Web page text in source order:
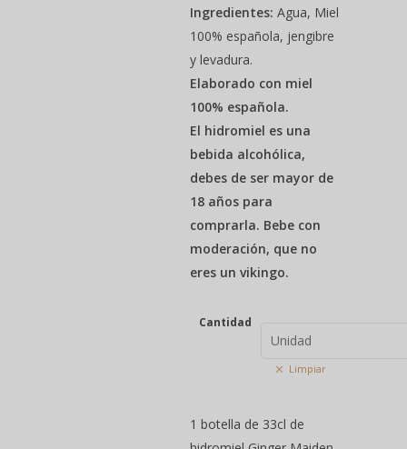
Ingredientes: Agua, Miel
100% española, jengibre
y levadura.
Elaborado con miel
100% española.
El hidromiel es una
bebida alcohólica,
debes de ser mayor de
18 años para
comprarla. Bebe con
moderación, que no
eres un vikingo.
Cantidad
Unidad
Limpiar
1 botella de 33cl de